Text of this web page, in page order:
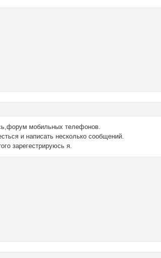
мобильных телефонов.
и написать несколько сообщений.
зарегестрируюсь я.